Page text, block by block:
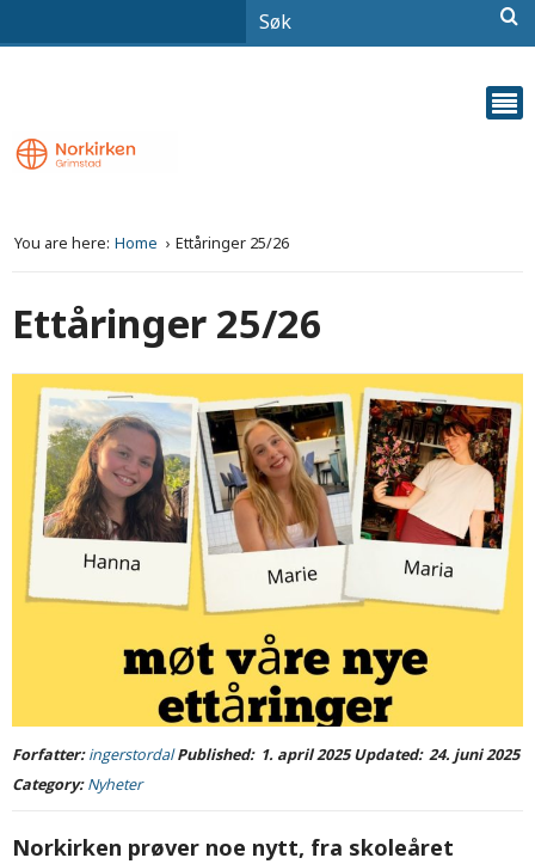
You are here: Home Ettåringer 25/26
Ettåringer 25/26
Forfatter:ingerstordalPublished: 1. april 2025Updated: 24. juni 2025
Category:Nyheter
Norkirken prøver noe nytt, fra skoleåret